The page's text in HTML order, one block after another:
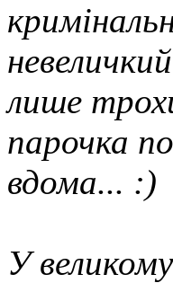
лише
парочка
вдома... :)
У